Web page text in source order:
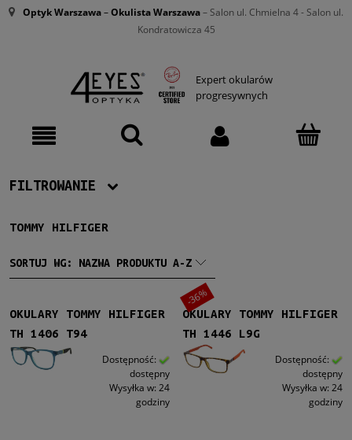
Optyk Warszawa–Okulista Warszawa– Salon ul. Chmielna 4 - Salon ul.
Kondratowicza 45
Expert okularów
progresywnych
FILTROWANIE
Producent
Tommy Hilfiger (21)
Damskie(11)
Męskie
TOMMY HILFIGER
SORTUJ WG: NAZWA PRODUKTU A-Z
OKULARY TOMMY HILFIGER
TH 1406 T94
Dostępność:
dostępny
Wysyłka w: 24
godziny
OKULARY TOMMY HILFIGER
TH 1446 L9G
Dostępność:
dostępny
Wysyłka w: 24
godziny
-36%